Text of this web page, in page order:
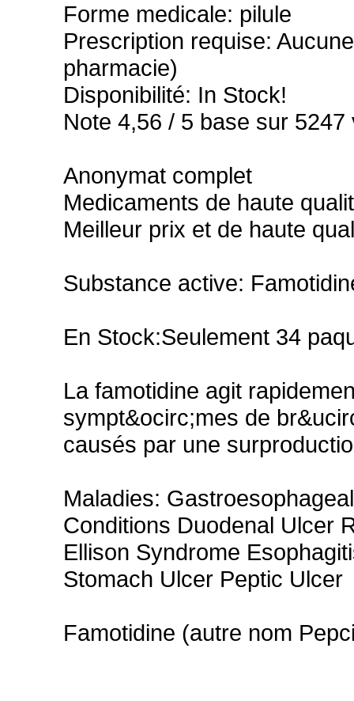
Forme medicale: pilule
Prescription requise:
pharmacie)
Disponibilité: In Stock!
Note 4,56 / 5 base sur 5247
Anonymat complet
Medicaments de haute
Meilleur prix et de haute
Substance active:
En Stock:Seulement 34
La famotidine agit
sympt&ocirc;mes de
causés par une
Maladies:
Conditions Duodenal Ulcer
Ellison Syndrome
Stomach Ulcer Peptic Ulcer
Famotidine (autre nom